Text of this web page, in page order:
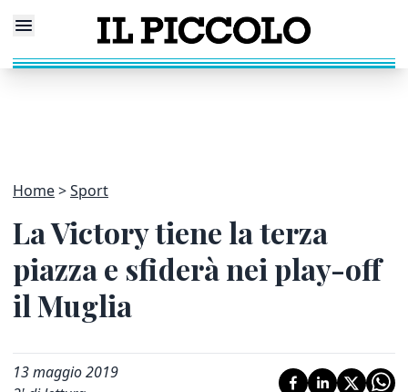
Home Sport
La Victory tiene la terza
piazza e sfiderà nei play-off
il Muglia
13 maggio 2019